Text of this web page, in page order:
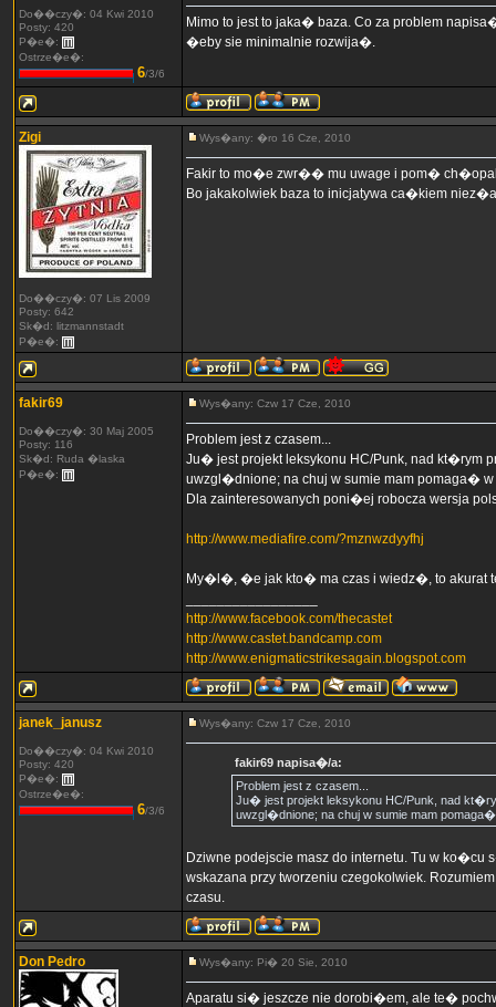
Do��czy�: 04 Kwi 2010
Posty: 420
P�e�:
Ostrze�e�:
6/3/6
Mimo to jest to jaka� baza. Co za problem
�eby sie minimalnie rozwija�.
Zigi
Do��czy�: 07 Lis 2009
Posty: 642
Sk�d: litzmannstadt
P�e�:
Wys�any: �ro 16 Cze, 2010
Fakir to mo�e zwr�� mu uwage i pom�
Bo jakakolwiek baza to inicjatywa ca�kiem
fakir69
Do��czy�: 30 Maj 2005
Posty: 116
Sk�d: Ruda �laska
P�e�:
Wys�any: Czw 17 Cze, 2010
Problem jest z czasem...
Ju� jest projekt leksykonu HC/Punk, nad kt�rym
uwzgl�dnione; na chuj w sumie mam pomaga�
Dla zainteresowanych poni�ej robocza wersja
http://www.mediafire.com/?mznwzdyyfhj
My�l�, �e jak kto� ma czas i wiedz�, to akurat
http://www.facebook.com/thecastet
http://www.castet.bandcamp.com
http://www.enigmaticstrikesagain.blogspot.com
janek_janusz
Do��czy�: 04 Kwi 2010
Posty: 420
P�e�:
Ostrze�e�:
6/3/6
Wys�any: Czw 17 Cze, 2010
fakir69 napisa�/a:
Problem jest z czasem...
Ju� jest projekt leksykonu HC/Punk, nad
uwzgl�dnione; na chuj w sumie mam
Dziwne podejscie masz do internetu. Tu w
wskazana przy tworzeniu czegokolwiek.
czasu.
Don Pedro Wys�any: Pi� 20 Sie, 2010
Aparatu si� jeszcze nie dorobi�em, ale te�